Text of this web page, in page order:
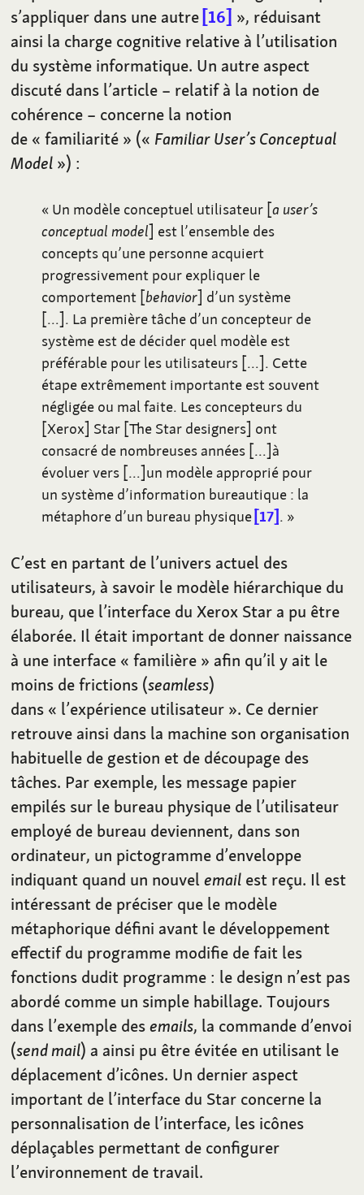
s’appliquer dans une autre 16 », réduisant
ainsi la charge cognitive relative à l’utilisation
du système informatique. Un autre aspect
discuté dans l’article – relatif à la notion de
cohérence – concerne la notion
de « familiarité » (« Familiar User’s Conceptual
Model ») :
« Un modèle conceptuel utilisateur [a user’s
conceptual model] est l’ensemble des
concepts qu’une personne acquiert
progressivement pour expliquer le
comportement [behavior] d’un système
[…]. La première tâche d’un concepteur de
système est de décider quel modèle est
préférable pour les utilisateurs […]. Cette
étape extrêmement importante est souvent
négligée ou mal faite. Les concepteurs du
[Xerox] Star [The Star designers] ont
consacré de nombreuses années […]à
évoluer vers […]un modèle approprié pour
un système d’information bureautique : la
métaphore d’un bureau physique 17 . »
C’est en partant de l’univers actuel des
utilisateurs, à savoir le modèle hiérarchique du
bureau, que l’interface du Xerox Star a pu être
élaborée. Il était important de donner naissance
à une interface « familière » afin qu’il y ait le
moins de frictions (seamless)
dans « l’expérience utilisateur ». Ce dernier
retrouve ainsi dans la machine son organisation
habituelle de gestion et de découpage des
tâches. Par exemple, les message papier
empilés sur le bureau physique de l’utilisateur
employé de bureau deviennent, dans son
ordinateur, un pictogramme d’enveloppe
indiquant quand un nouvelemail est reçu. Il est
intéressant de préciser que le modèle
métaphorique défini avant le développement
effectif du programme modifie de fait les
fonctions dudit programme : le design n’est pas
abordé comme un simple habillage. Toujours
dans l’exemple desemails, la commande d’envoi
(send mail) a ainsi pu être évitée en utilisant le
déplacement d’icônes. Un dernier aspect
important de l’interface du Star concerne la
personnalisation de l’interface, les icônes
déplaçables permettant de configurer
l’environnement de travail.